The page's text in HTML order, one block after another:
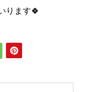
ります🍀